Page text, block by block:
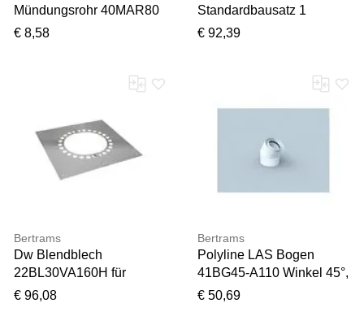
Mündungsrohr 40MAR80
DN 80, 460 mm, starr,
€ 8,58
Standardbausatz 1
40STB110-1 DN 110,
€ 92,39
Bertrams
Dw Blendblech
22BL30VA160H für
Dachschräge, mit
€ 96,08
Bertrams
Polyline LAS Bogen
41BG45-A110 Winkel 45°,
DN 110/160, außen, weiß
€ 50,69